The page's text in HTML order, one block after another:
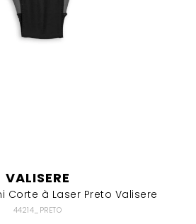
VALISERE
Corte à Laser Preto Valisere
44214_PRETO